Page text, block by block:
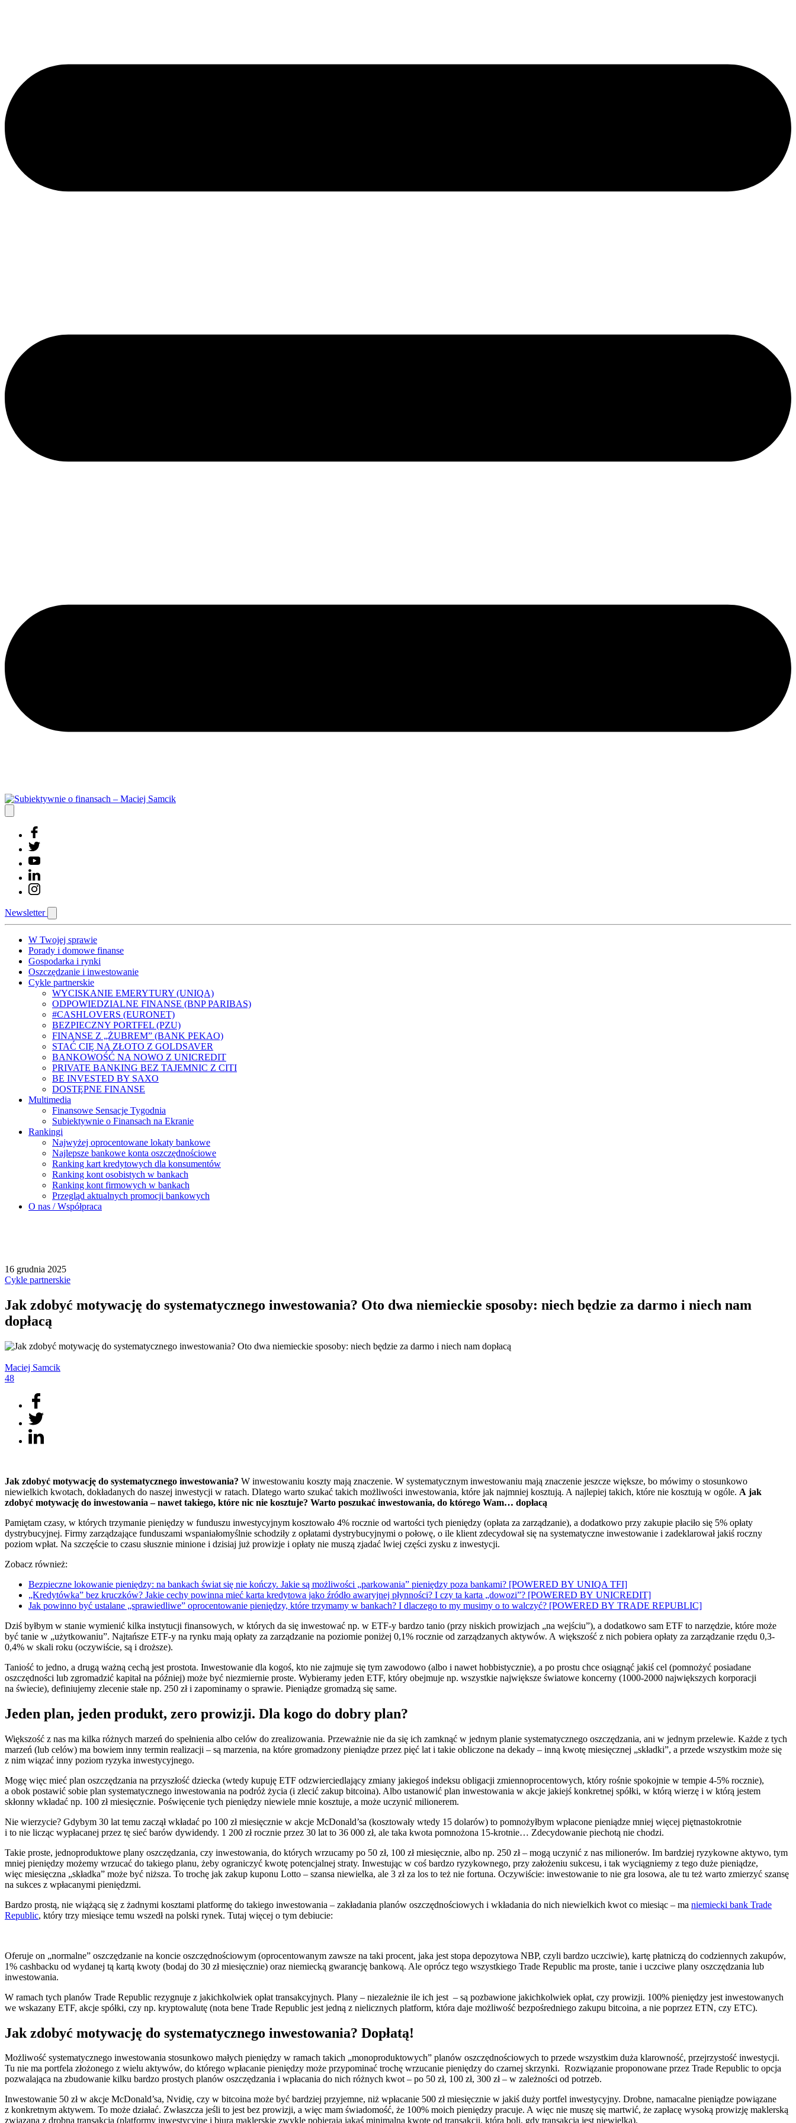
Newsletter
W Twojej sprawie
Porady i domowe finanse
Gospodarka i rynki
Oszczędzanie i inwestowanie
Cykle partnerskie
WYCISKANIE EMERYTURY (UNIQA)
ODPOWIEDZIALNE FINANSE (BNP PARIBAS)
#CASHLOVERS (EURONET)
BEZPIECZNY PORTFEL (PZU)
FINANSE Z „ŻUBREM” (BANK PEKAO)
STAĆ CIĘ NA ZŁOTO Z GOLDSAVER
BANKOWOŚĆ NA NOWO Z UNICREDIT
PRIVATE BANKING BEZ TAJEMNIC Z CITI
BE INVESTED BY SAXO
DOSTĘPNE FINANSE
Multimedia
Finansowe Sensacje Tygodnia
Subiektywnie o Finansach na Ekranie
Rankingi
Najwyżej oprocentowane lokaty bankowe
Najlepsze bankowe konta oszczędnościowe
Ranking kart kredytowych dla konsumentów
Ranking kont osobistych w bankach
Ranking kont firmowych w bankach
Przegląd aktualnych promocji bankowych
O nas / Współpraca
16 grudnia 2025
Cykle partnerskie
Jak zdobyć motywację do systematycznego inwestowania? Oto dwa niemieckie sposoby: niech będzie za darmo i niech nam
dopłacą
Maciej Samcik
48
Jak zdobyć motywację do systematycznego inwestowania? W inwestowaniu koszty mają znaczenie. W systematycznym inwestowaniu mają znaczenie jeszcze większe, bo mówimy o stosunkowo
niewielkich kwotach, dokładanych do naszej inwestycji w ratach. Dlatego warto szukać takich możliwości inwestowania, które jak najmniej kosztują. A najlepiej takich, które nie kosztują w ogóle. A jak
zdobyć motywację do inwestowania – nawet takiego, które nic nie kosztuje? Warto poszukać inwestowania, do którego Wam… dopłacą
Pamiętam czasy, w których trzymanie pieniędzy w funduszu inwestycyjnym kosztowało 4% rocznie od wartości tych pieniędzy (opłata za zarządzanie), a dodatkowo przy zakupie płaciło się 5% opłaty
dystrybucyjnej. Firmy zarządzające funduszami wspaniałomyślnie schodziły z opłatami dystrybucyjnymi o połowę, o ile klient zdecydował się na systematyczne inwestowanie i zadeklarował jakiś roczny
poziom wpłat. Na szczęście to czasu słusznie minione i dzisiaj już prowizje i opłaty nie muszą zjadać lwiej części zysku z inwestycji.
Zobacz również:
Bezpieczne lokowanie pieniędzy: na bankach świat się nie kończy. Jakie są możliwości „parkowania” pieniędzy poza bankami? [POWERED BY UNIQA TFI]
„Kredytówka” bez kruczków? Jakie cechy powinna mieć karta kredytowa jako źródło awaryjnej płynności? I czy ta karta „dowozi”? [POWERED BY UNICREDIT]
Jak powinno być ustalane „sprawiedliwe” oprocentowanie pieniędzy, które trzymamy w bankach? I dlaczego to my musimy o to walczyć? [POWERED BY TRADE REPUBLIC]
Dziś byłbym w stanie wymienić kilka instytucji finansowych, w których da się inwestować np. w ETF-y bardzo tanio (przy niskich prowizjach „na wejściu”), a dodatkowo sam ETF to narzędzie, które może
być tanie w „użytkowaniu”. Najtańsze ETF-y na rynku mają opłaty za zarządzanie na poziomie poniżej 0,1% rocznie od zarządzanych aktywów. A większość z nich pobiera opłaty za zarządzanie rzędu 0,3-
0,4% w skali roku (oczywiście, są i droższe).
Taniość to jedno, a drugą ważną cechą jest prostota. Inwestowanie dla kogoś, kto nie zajmuje się tym zawodowo (albo i nawet hobbistycznie), a po prostu chce osiągnąć jakiś cel (pomnożyć posiadane
oszczędności lub zgromadzić kapitał na później) może być niezmiernie proste. Wybieramy jeden ETF, który obejmuje np. wszystkie największe światowe koncerny (1000-2000 największych korporacji
na świecie), definiujemy zlecenie stałe np. 250 zł i zapominamy o sprawie. Pieniądze gromadzą się same.
Jeden plan, jeden produkt, zero prowizji. Dla kogo do dobry plan?
Większość z nas ma kilka różnych marzeń do spełnienia albo celów do zrealizowania. Przeważnie nie da się ich zamknąć w jednym planie systematycznego oszczędzania, ani w jednym przelewie. Każde z tych
marzeń (lub celów) ma bowiem inny termin realizacji – są marzenia, na które gromadzony pieniądze przez pięć lat i takie obliczone na dekady – inną kwotę miesięcznej „składki”, a przede wszystkim może się
z nim wiązać inny poziom ryzyka inwestycyjnego.
Mogę więc mieć plan oszczędzania na przyszłość dziecka (wtedy kupuję ETF odzwierciedlający zmiany jakiegoś indeksu obligacji zmiennoprocentowych, który rośnie spokojnie w tempie 4-5% rocznie),
a obok postawić sobie plan systematycznego inwestowania na podróż życia (i zlecić zakup bitcoina). Albo ustanowić plan inwestowania w akcje jakiejś konkretnej spółki, w którą wierzę i w którą jestem
skłonny wkładać np. 100 zł miesięcznie. Poświęcenie tych pieniędzy niewiele mnie kosztuje, a może uczynić milionerem.
Nie wierzycie? Gdybym 30 lat temu zaczął wkładać po 100 zł miesięcznie w akcje McDonald’sa (kosztowały wtedy 15 dolarów) to pomnożyłbym wpłacone pieniądze mniej więcej piętnastokrotnie
i to nie licząc wypłacanej przez tę sieć barów dywidendy. 1 200 zł rocznie przez 30 lat to 36 000 zł, ale taka kwota pomnożona 15-krotnie… Zdecydowanie piechotą nie chodzi.
Takie proste, jednoproduktowe plany oszczędzania, czy inwestowania, do których wrzucamy po 50 zł, 100 zł miesięcznie, albo np. 250 zł – mogą uczynić z nas milionerów. Im bardziej ryzykowne aktywo, tym
mniej pieniędzy możemy wrzucać do takiego planu, żeby ograniczyć kwotę potencjalnej straty. Inwestując w coś bardzo ryzykownego, przy założeniu sukcesu, i tak wyciągniemy z tego duże pieniądze,
więc miesięczna „składka” może być niższa. To trochę jak zakup kuponu Lotto – szansa niewielka, ale 3 zł za los to też nie fortuna. Oczywiście: inwestowanie to nie gra losowa, ale tu też warto zmierzyć szansę
na sukces z wpłacanymi pieniędzmi.
Bardzo prostą, nie wiążącą się z żadnymi kosztami platformę do takiego inwestowania – zakładania planów oszczędnościowych i wkładania do nich niewielkich kwot co miesiąc – ma niemiecki bank Trade
Republic, który trzy miesiące temu wszedł na polski rynek. Tutaj więcej o tym debiucie:
Oferuje on „normalne” oszczędzanie na koncie oszczędnościowym (oprocentowanym zawsze na taki procent, jaka jest stopa depozytowa NBP, czyli bardzo uczciwie), kartę płatniczą do codziennych zakupów,
1% cashbacku od wydanej tą kartą kwoty (bodaj do 30 zł miesięcznie) oraz niemiecką gwarancję bankową. Ale oprócz tego wszystkiego Trade Republic ma proste, tanie i uczciwe plany oszczędzania lub
inwestowania.
W ramach tych planów Trade Republic rezygnuje z jakichkolwiek opłat transakcyjnych. Plany – niezależnie ile ich jest – są pozbawione jakichkolwiek opłat, czy prowizji. 100% pieniędzy jest inwestowanych
we wskazany ETF, akcje spółki, czy np. kryptowalutę (nota bene Trade Republic jest jedną z nielicznych platform, która daje możliwość bezpośredniego zakupu bitcoina, a nie poprzez ETN, czy ETC).
Jak zdobyć motywację do systematycznego inwestowania? Dopłatą!
Możliwość systematycznego inwestowania stosunkowo małych pieniędzy w ramach takich „monoproduktowych” planów oszczędnościowych to przede wszystkim duża klarowność, przejrzystość inwestycji.
Tu nie ma portfela złożonego z wielu aktywów, do którego wpłacanie pieniędzy może przypominać trochę wrzucanie pieniędzy do czarnej skrzynki. Rozwiązanie proponowane przez Trade Republic to opcja
pozwalająca na zbudowanie kilku bardzo prostych planów oszczędzania i wpłacania do nich różnych kwot – po 50 zł, 100 zł, 300 zł – w zależności od potrzeb.
Inwestowanie 50 zł w akcje McDonald’sa, Nvidię, czy w bitcoina może być bardziej przyjemne, niż wpłacanie 500 zł miesięcznie w jakiś duży portfel inwestycyjny. Drobne, namacalne pieniądze powiązane
z konkretnym aktywem. To może działać. Zwłaszcza jeśli to jest bez prowizji, a więc mam świadomość, że 100% moich pieniędzy pracuje. A więc nie muszę się martwić, że zapłacę wysoką prowizję maklerską
związaną z drobną transakcją (platformy inwestycyjne i biura maklerskie zwykle pobierają jakąś minimalną kwotę od transakcji, która boli, gdy transakcja jest niewielka).